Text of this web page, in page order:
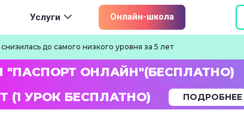
Услуги Онлайн-школа
до самого низкого уровня за 5 лет
"ПАСПОРТ ОНЛАЙН"(БЕСПЛАТНО)
(1 УРОК БЕСПЛАТНО) ПОДРОБНЕЕ